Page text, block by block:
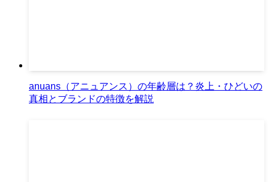
anuans（アニュアンス）の年齢層は？炎上・ひどいの
真相とブランドの特徴を解説